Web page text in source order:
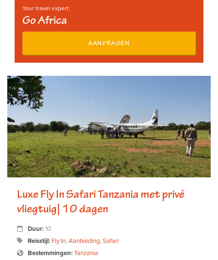
Your travel expert:
Go Africa
AANVRAGEN
Luxe Fly In Safari Tanzania met privé
vliegtuig| 10 dagen
Duur:10
Reisstijl: Fly In, Aanbieding, Safari
Bestemmingen:Tanzania